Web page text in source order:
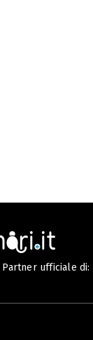
Partner ufficiale di: